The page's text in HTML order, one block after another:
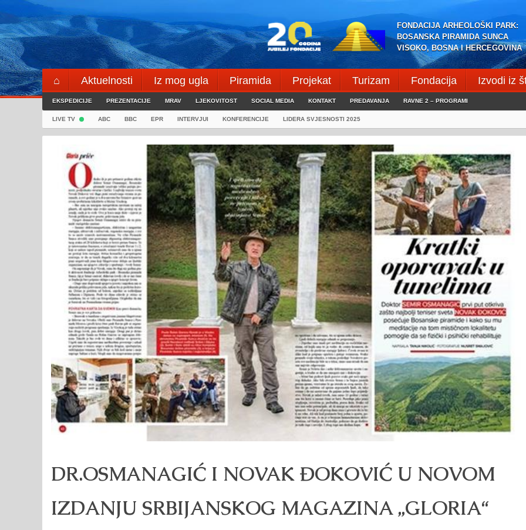
Skip
to
content
FONDACIJA ARHEOLOŠKI PARK:
BOSANSKA PIRAMIDA SUNCA
VISOKO, BOSNA I HERCEGOVINA
⌂ Aktuelnosti Iz mog ugla Piramida Projekat Turizam Fondacija Izvodi iz
Blogeri
⌖
EKSPEDICIJE PREZENTACIJE MRAV LJEKOVITOST SOCIAL MEDIA KONTAKT PREDAVANJA RAVNE 2 – PROGRAMI
LIVE TV ABC BBC EPR INTERVJUI KONFERENCIJE LIDERA SVJESNOSTI 2025
DR.OSMANAGIĆ I NOVAK ĐOKOVIĆ U NOVOM
IZDANJU SRBIJANSKOG MAGAZINA „GLORIA“